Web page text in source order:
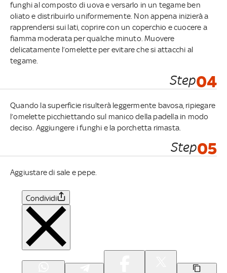
funghi al composto di uova e versarlo in un tegame ben
oliato e distribuirlo uniformemente. Non appena inizierà a
rapprendersi sui lati, coprire con un coperchio e cuocere a
fiamma moderata per qualche minuto. Muovere
delicatamente l’omelette per evitare che si attacchi al
tegame.
Step04
Quando la superficie risulterà leggermente bavosa, ripiegare
l’omelette picchiettando sul manico della padella in modo
deciso. Aggiungere i funghi e la porchetta rimasta.
Step05
Aggiustare di sale e pepe.
Condividi